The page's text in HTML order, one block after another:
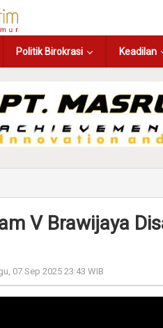
Politik Birokrasi Keadilan
V Brawijaya
07 Sep 2025 23:43 WIB